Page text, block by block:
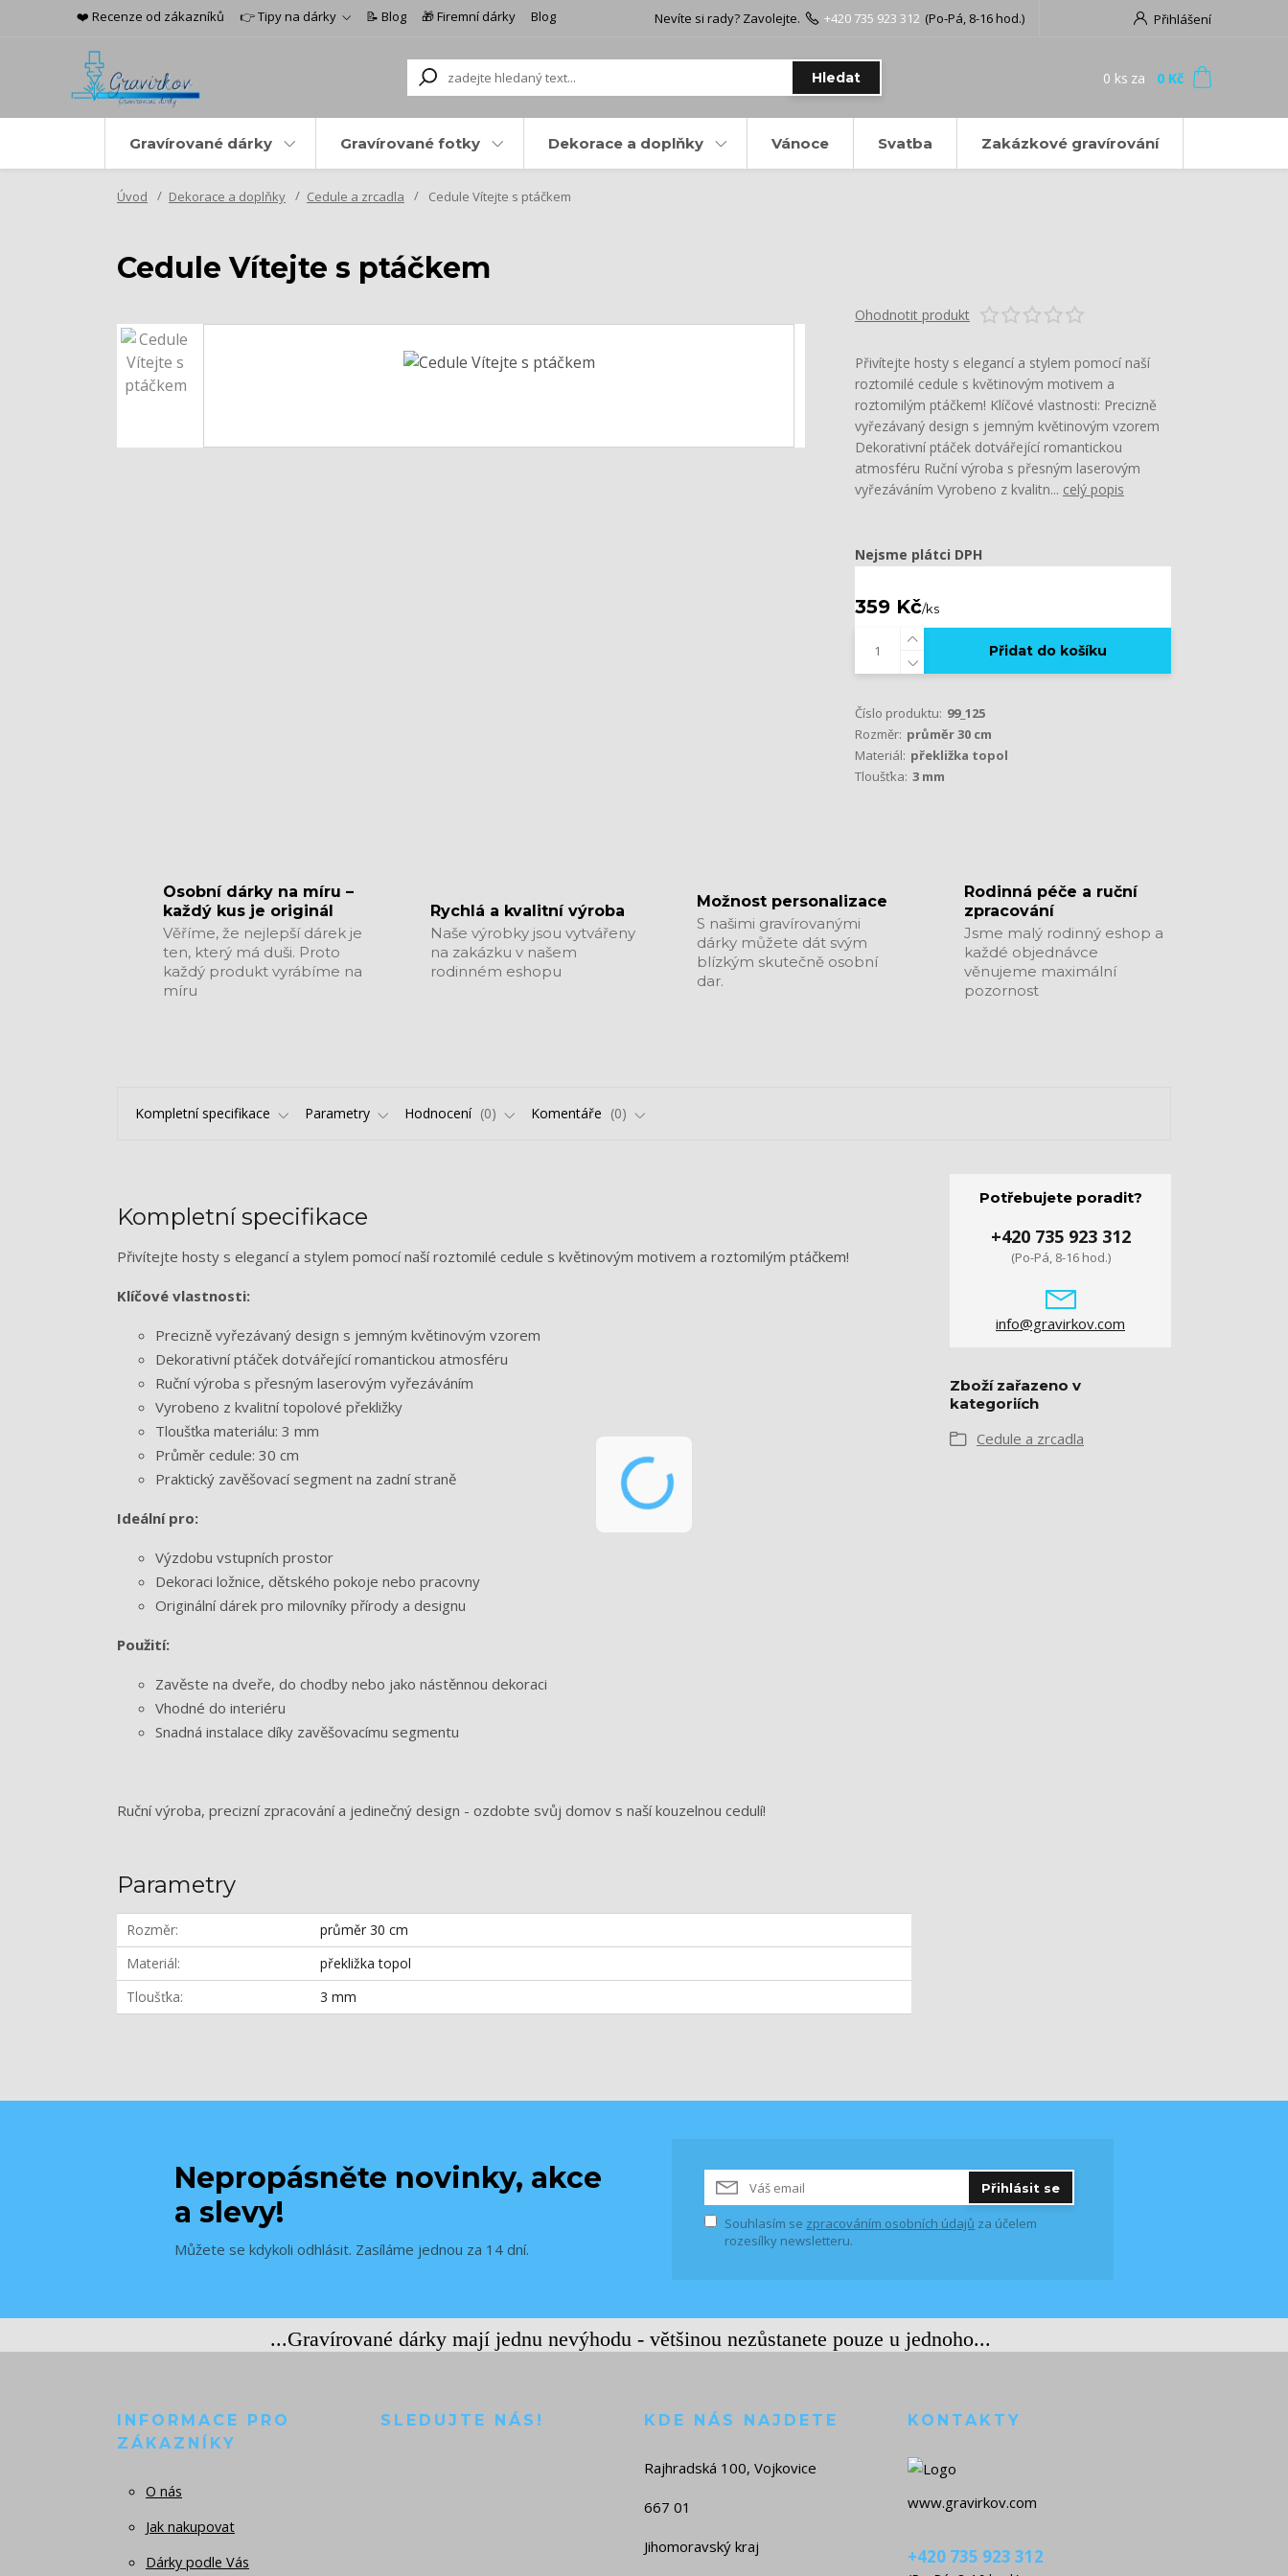
❤️ Recenze od zákazníků 👉 Tipy na dárky 📝 Blog 🎁 Firemní dárky Blog Přihlášení
Hledat
Nevíte si rady? Zavolejte. +420 735 923 312 (Po-Pá, 8-16 hod.)
0 ks za 0 Kč
Gravírované dárky Gravírované fotky Dekorace a doplňky Vánoce Svatba Zakázkové gravírování
Úvod Dekorace a doplňky Cedule a zrcadla Cedule Vítejte s ptáčkem
Cedule Vítejte s ptáčkem
Ohodnotit produkt
Přivítejte hosty s elegancí a stylem pomocí naší
roztomilé cedule s květinovým motivem a
roztomilým ptáčkem! Klíčové vlastnosti: Precizně
vyřezávaný design s jemným květinovým vzorem
Dekorativní ptáček dotvářející romantickou
atmosféru Ruční výroba s přesným laserovým
vyřezáváním Vyrobeno z kvalitn... celý popis
Nejsme plátci DPH
359 Kč/ks
Přidat do košíku
Číslo produktu: 99_125
Rozměr: průměr 30 cm
Materiál: překližka topol
Tloušťka: 3 mm
​​​​​​​Osobní dárky na míru –
každý kus je originál
Věříme, že nejlepší dárek je
ten, který má duši. Proto
každý produkt vyrábíme na
míru
Rychlá a kvalitní výroba
Naše výrobky jsou vytvářeny
na zakázku v našem
rodinném eshopu
Možnost personalizace
S našimi gravírovanými
dárky můžete dát svým
blízkým skutečně osobní
dar.
​​​​​​​Rodinná péče a ruční
zpracování
Jsme malý rodinný eshop a
každé objednávce
věnujeme maximální
pozornost
Kompletní specifikace Parametry Hodnocení 0 Komentáře 0
Kompletní specifikace
Přivítejte hosty s elegancí a stylem pomocí naší roztomilé cedule s květinovým motivem a roztomilým ptáčkem!
Klíčové vlastnosti:
Precizně vyřezávaný design s jemným květinovým vzorem
Dekorativní ptáček dotvářející romantickou atmosféru
Ruční výroba s přesným laserovým vyřezáváním
Vyrobeno z kvalitní topolové překližky
Tloušťka materiálu: 3 mm
Průměr cedule: 30 cm
Praktický zavěšovací segment na zadní straně
Ideální pro:
Výzdobu vstupních prostor
Dekoraci ložnice, dětského pokoje nebo pracovny
Originální dárek pro milovníky přírody a designu
Použití:
Zavěste na dveře, do chodby nebo jako nástěnnou dekoraci
Vhodné do interiéru
Snadná instalace díky zavěšovacímu segmentu
Ruční výroba, precizní zpracování a jedinečný design - ozdobte svůj domov s naší kouzelnou cedulí!
Parametry
Rozměr
průměr 30 cm
Materiál
překližka topol
Tloušťka
3 mm
Potřebujete poradit?
+420 735 923 312
(Po-Pá, 8-16 hod.)
info@gravirkov.com
Zboží zařazeno v
kategoriích
Cedule a zrcadla
Nepropásněte novinky, akce
a slevy!
Můžete se kdykoli odhlásit. Zasíláme jednou za 14 dní.
Přihlásit se
Souhlasím se zpracováním osobních údajů za účelem
rozesílky newsletteru.
...Gravírované dárky mají jednu nevýhodu - většinou nezůstanete pouze u jednoho...
INFORMACE PRO
ZÁKAZNÍKY
O nás
Jak nakupovat
Dárky podle Vás
SLEDUJTE NÁS! KDE NÁS NAJDETE
Rajhradská 100, Vojkovice
667 01
Jihomoravský kraj
KONTAKTY
www.gravirkov.com
+420 735 923 312